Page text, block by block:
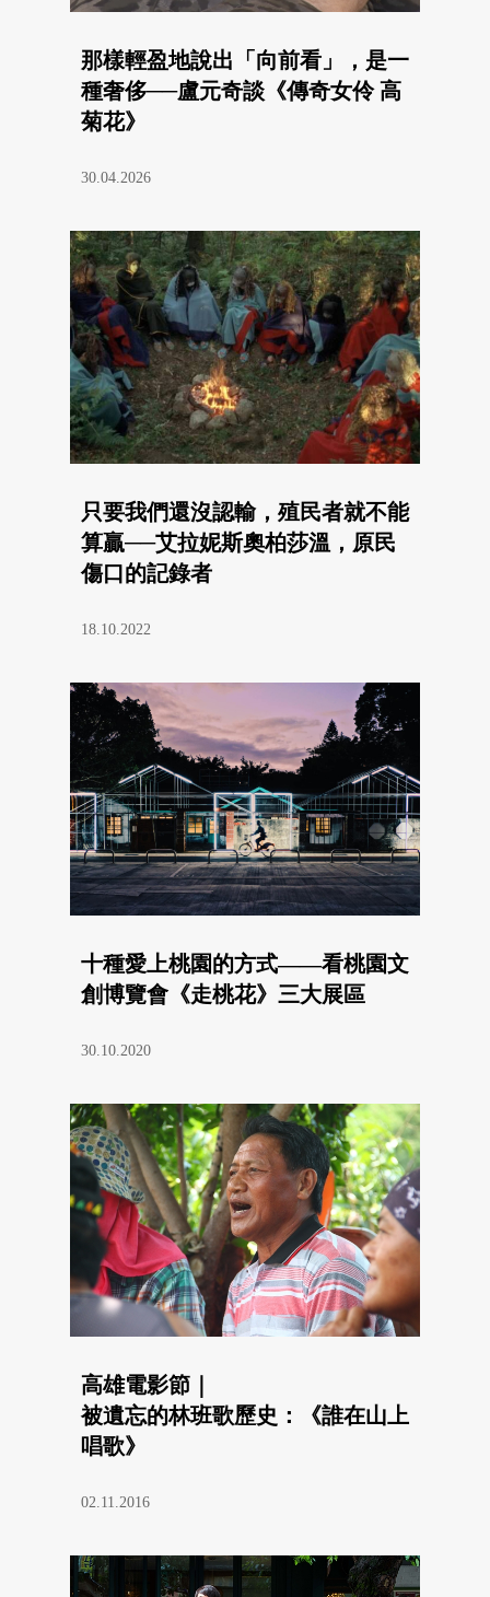
那樣輕盈地說出「向前看」，是一
種奢侈──盧元奇談《傳奇女伶 高
菊花》
30.04.2026
只要我們還沒認輸，殖民者就不能
算贏──艾拉妮斯奧柏莎溫，原民
傷口的記錄者
18.10.2022
十種愛上桃園的方式——看桃園文
創博覽會《走桃花》三大展區
30.10.2020
高雄電影節｜
被遺忘的林班歌歷史：《誰在山上
唱歌》
02.11.2016